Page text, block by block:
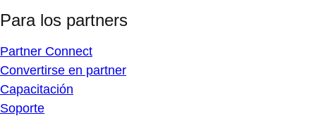
Para los partners
Partner Connect
Convertirse en partner
Capacitación
Soporte